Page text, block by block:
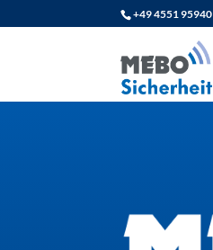
+49 4551 95940